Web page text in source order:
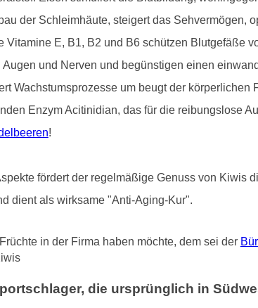
der Schleimhäute, steigert das Sehvermögen,
Vitamine E, B1, B2 und B6 schützen Blutgefäße
Augen und Nerven und begünstigen einen
Wachstumsprozesse um beugt der
Enzym Acitinidian, das für die reibungslose
!
fördert der regelmäßige Genuss von Kiwis
dient als wirksame "Anti-Aging-Kur".
in der Firma haben möchte, dem sei der
die ursprünglich in